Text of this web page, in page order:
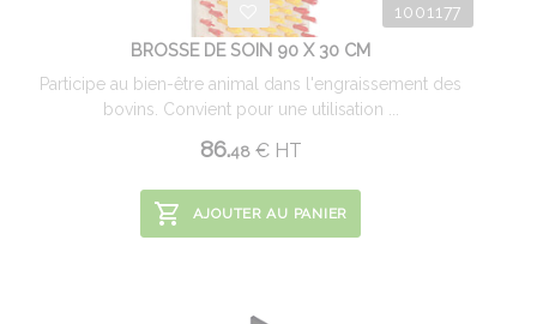
1001177
BROSSE DE SOIN 90 X 30 CM
Participe au bien-être animal dans l'engraissement des
bovins. Convient pour une utilisation ...
86.48 €HT
AJOUTER AU PANIER